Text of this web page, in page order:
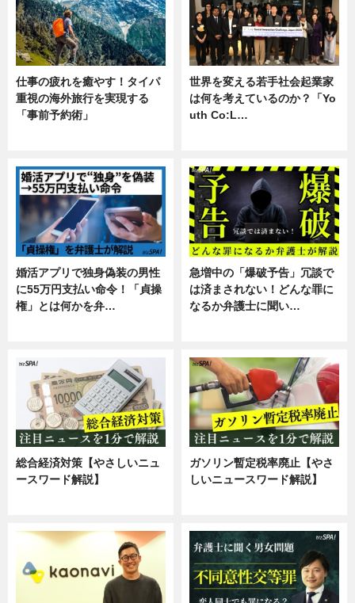
仕事の疲れを癒やす！タイパ
重視の海外旅行を実現する
「事前予約術」
世界を変える若手社会起業家
は何を考えているのか？「Yo
uth Co:L…
婚活アプリで独身偽装の男性
に55万円支払い命令！「貞操
権」とは何かを弁…
急増中の「爆破予告」冗談で
は済まされない！どんな罪に
なるか弁護士に聞い…
総合経済対策【やさしいニュ
ースワード解説】
ガソリン暫定税率廃止【やさ
しいニュースワード解説】